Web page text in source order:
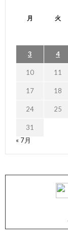
月 火
3 4
10 11
17 18
24 25
31
« 7月